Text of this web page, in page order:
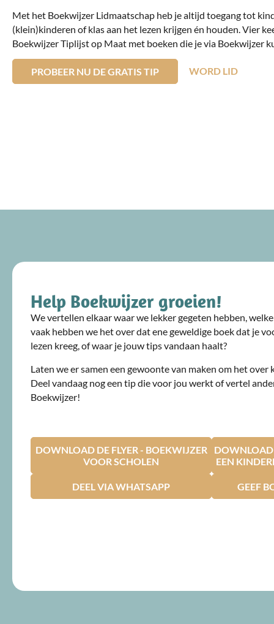
Met het Boekwijzer Lidmaatschap heb je altijd toegang tot
(klein)kinderen of klas aan het lezen krijgen én houden. Vier
Boekwijzer Tiplijst op Maat met boeken die je via Boekwijzer
PROBEER NU DE GRATIS TIP WORD LID
Help Boekwijzer groeien!
We vertellen elkaar waar we lekker gegeten hebben,
vaak hebben we het over dat ene geweldige boek dat je
lezen kreeg, of waar je jouw tips vandaan haalt?
Laten we er samen een gewoonte van maken om het
Deel vandaag nog een tip die voor jou werkt of vertel
Boekwijzer!
DOWNLOAD DE FLYER - BOEKWIJZER
VOOR SCHOLEN
DOWNLOAD
EEN
DEEL VIA WHATSAPP GEEF